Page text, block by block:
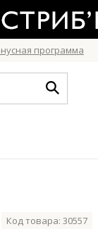
программа
Код товара: 30557